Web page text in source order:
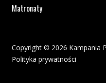
Matronaty
Copyright © 2026 Kampania
Polityka prywatności